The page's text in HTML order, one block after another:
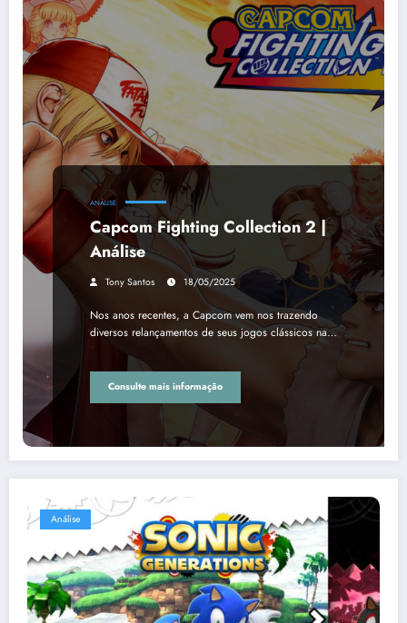
ANÁLISE
Capcom Fighting Collection 2 |
Análise
Tony Santos 18/05/2025
Nos anos recentes, a Capcom vem nos trazendo
diversos relançamentos de seus jogos clássicos na…
Consulte mais informação
Análise